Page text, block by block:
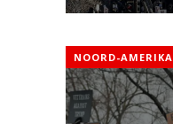
NOORD-AMERIKA